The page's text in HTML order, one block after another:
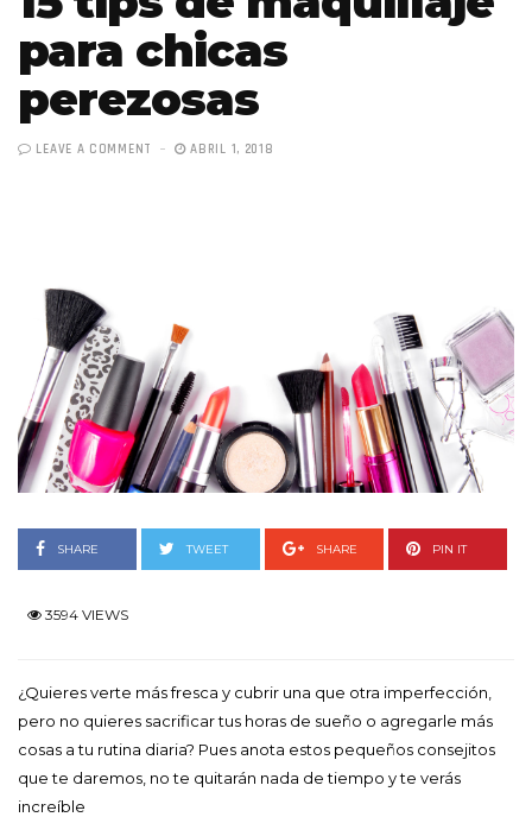
para chicas
perezosas
LEAVE A COMMENT ABRIL 1, 2018
SHARE TWEET SHARE PIN IT
3594 VIEWS
¿Quieres verte más fresca y cubrir una que otra imperfección,
pero no quieres sacrificar tus horas de sueño o agregarle más
cosas a tu rutina diaria? Pues anota estos pequeños consejitos
que te daremos, no te quitarán nada de tiempo y te verás
increíble